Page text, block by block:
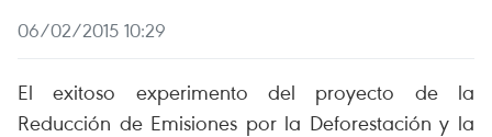
06/02/2015 10:29
El exitoso experimento del proyecto de la
Reducción de Emisiones por la Deforestación y la